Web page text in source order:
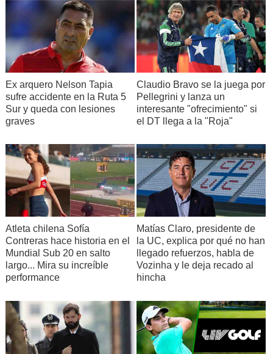
Ex arquero Nelson Tapia
sufre accidente en la Ruta 5
Sur y queda con lesiones
graves
Claudio Bravo se la juega por
Pellegrini y lanza un
interesante "ofrecimiento" si
el DT llega a la "Roja"
Atleta chilena Sofía
Contreras hace historia en el
Mundial Sub 20 en salto
largo... Mira su increíble
performance
Matías Claro, presidente de
la UC, explica por qué no han
llegado refuerzos, habla de
Vozinha y le deja recado al
hincha